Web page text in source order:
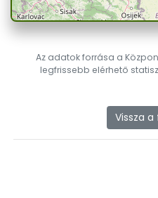
Az adatok forrása a
legfrissebb elérhető
Vissza